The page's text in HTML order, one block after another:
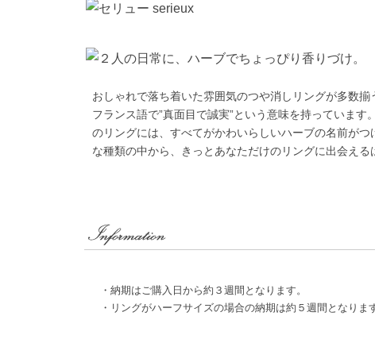
おしゃれで落ち着いた雰囲気のつや消しリングが多数
フランス語で”真面目で誠実”という意味を持っています
のリングには、すべてがかわいらしいハーブの名前が
な種類の中から、きっとあなただけのリングに出会える
・納期はご購入日から約３週間となります。
・リングがハーフサイズの場合の納期は約５週間となりま